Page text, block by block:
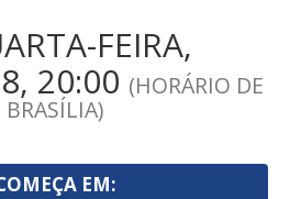
FEIRA,
20:00 (HORÁRIO DE
BRASÍLIA)
EM: